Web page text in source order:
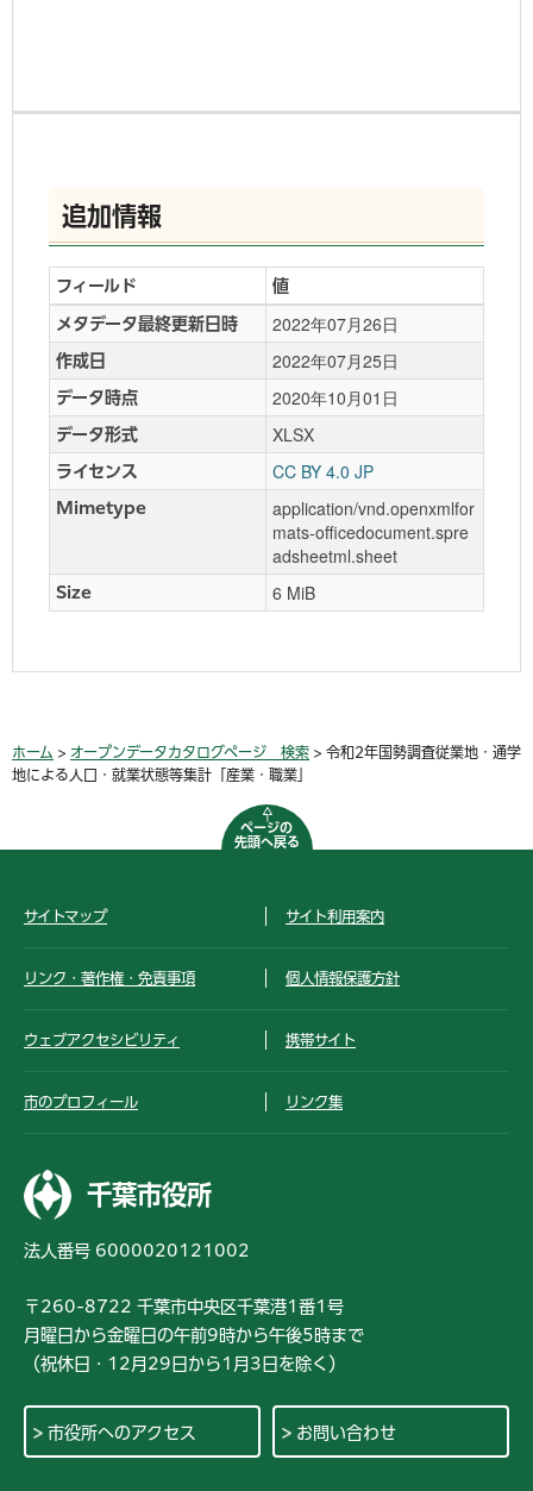
追加情報
フィールド 値
メタデータ最終更新日時 2022年07月26日
作成日 2022年07月25日
データ時点 2020年10月01日
データ形式 XLSX
ライセンス CC BY 4.0 JP
Mimetype
application/vnd.openxmlfor
mats-officedocument.spre
adsheetml.sheet
Size 6 MiB
ホーム > オープンデータカタログページ 検索 > 令和2年国勢調査従業地・通学
地による人口・就業状態等集計「産業・職業」
ページの
先頭へ戻る
サイトマップ サイト利用案内
リンク・著作権・免責事項 個人情報保護方針
ウェブアクセシビリティ 携帯サイト
市のプロフィール リンク集
千葉市役所
法人番号 6000020121002
〒260-8722 千葉市中央区千葉港1番1号
月曜日から金曜日の午前9時から午後5時まで
（祝休日・12月29日から1月3日を除く）
市役所へのアクセス お問い合わせ